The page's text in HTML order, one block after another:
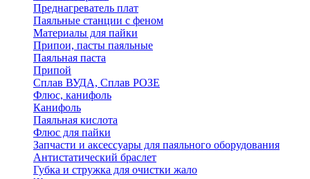
Преднагреватель плат
Паяльные станции с феном
Материалы для пайки
Припои, пасты паяльные
Паяльная паста
Припой
Сплав ВУДА, Сплав РОЗЕ
Флюс, канифоль
Канифоль
Паяльная кислота
Флюс для пайки
Запчасти и аксессуары для паяльного оборудования
Антистатический браслет
Губка и стружка для очистки жало